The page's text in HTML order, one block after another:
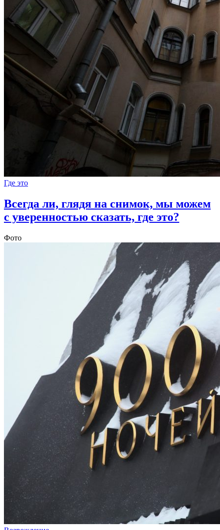
Где это
Всегда ли, глядя на снимок, мы можем
с уверенностью сказать, где это?
Фото